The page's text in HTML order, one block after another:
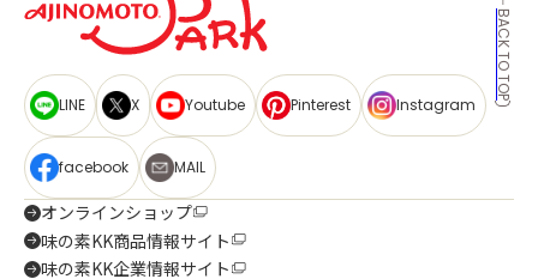
BACK TO TOP
LINE X Youtube Pinterest Instagram
facebook MAIL
オンラインショップ
味の素KK商品情報サイト
味の素KK企業情報サイト